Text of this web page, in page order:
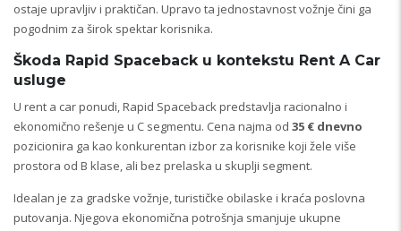
ostaje upravljiv i praktičan. Upravo ta jednostavnost vožnje čini ga
pogodnim za širok spektar korisnika.
Škoda Rapid Spaceback u kontekstu Rent A Car
usluge
U rent a car ponudi, Rapid Spaceback predstavlja racionalno i
ekonomično rešenje u C segmentu. Cena najma od 35 € dnevno
pozicionira ga kao konkurentan izbor za korisnike koji žele više
prostora od B klase, ali bez prelaska u skuplji segment.
Idealan je za gradske vožnje, turističke obilaske i kraća poslovna
putovanja. Njegova ekonomična potrošnja smanjuje ukupne